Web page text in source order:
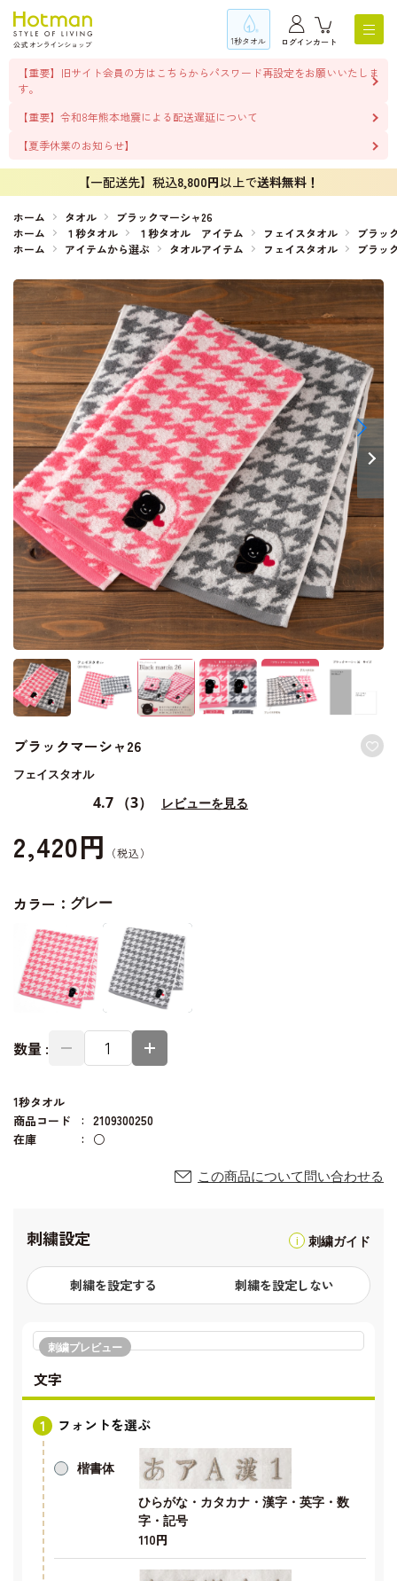
1秒タオル ログインカート
【重要】旧サイト会員の方はこちらからパスワード再設定をお願いいたしま
す。
【重要】令和8年熊本地震による配送遅延について
【夏季休業のお知らせ】
【一配送先】税込8,800円以上で送料無料！
ホーム タオル
ブラックマーシャ26
ホーム
１秒タオル １秒タオル アイテム フェイスタオル
ブラッ
ホーム
アイテムから選ぶ タオルアイテム フェイスタオル ブラッ
ブラックマーシャ26
フェイスタオル
4.7 （3） レビューを見る
2,420円
カラー： グレー
数量 :
1秒タオル
商品コード
2109300250
在庫
○
この商品について問い合わせる
刺繍設定 刺繍ガイド
刺繍を設定する 刺繍を設定しない
刺繍プレビュー
文字
フォントを選ぶ
楷書体
ひらがな・カタカナ・漢字・英字・数
字・記号
110円